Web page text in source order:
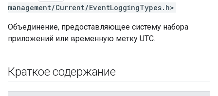
management/Current/EventLoggingTypes.h>
Объединение, предоставляющее систему набора
приложений или временную метку UTC.
Краткое содержание